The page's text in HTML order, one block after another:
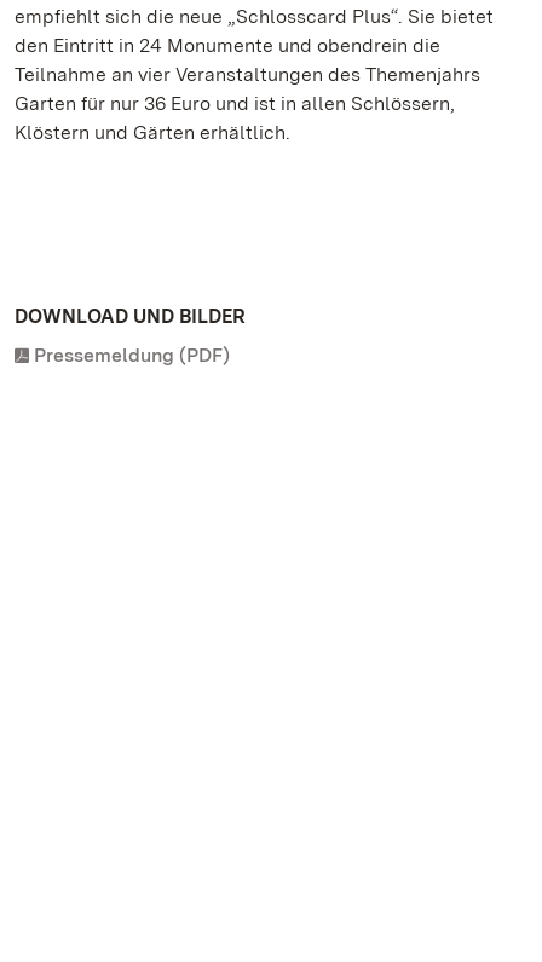
empfiehlt sich die neue „Schlosscard Plus“. Sie bietet
den Eintritt in 24 Monumente und obendrein die
Teilnahme an vier Veranstaltungen des Themenjahrs
Garten für nur 36 Euro und ist in allen Schlössern,
Klöstern und Gärten erhältlich.
DOWNLOAD UND BILDER
Pressemeldung (PDF)